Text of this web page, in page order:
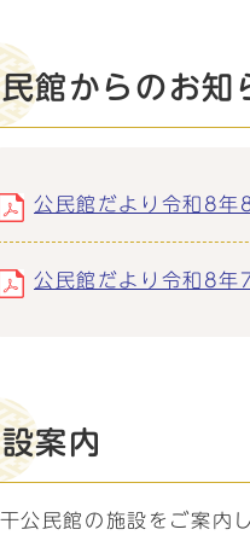
館からのお知
公民館だより令和8
公民館だより令和8
案内
公民館の施設をご案内